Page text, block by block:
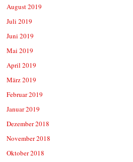
August 2019
Juli 2019
Juni 2019
Mai 2019
April 2019
März 2019
Februar 2019
Januar 2019
Dezember 2018
November 2018
Oktober 2018